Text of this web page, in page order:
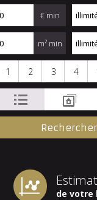
€ min
m² min
1 2 3 4
de votre